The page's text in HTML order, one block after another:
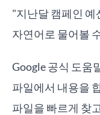
"지난달 캠페인 예
자연어로 물어볼
Google 공식 도움
파일에서 내용을
파일을 빠르게 찾